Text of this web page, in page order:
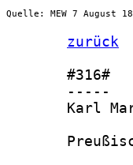
Quelle: MEW 7 August
zurück
       #316#
       -----
Karl